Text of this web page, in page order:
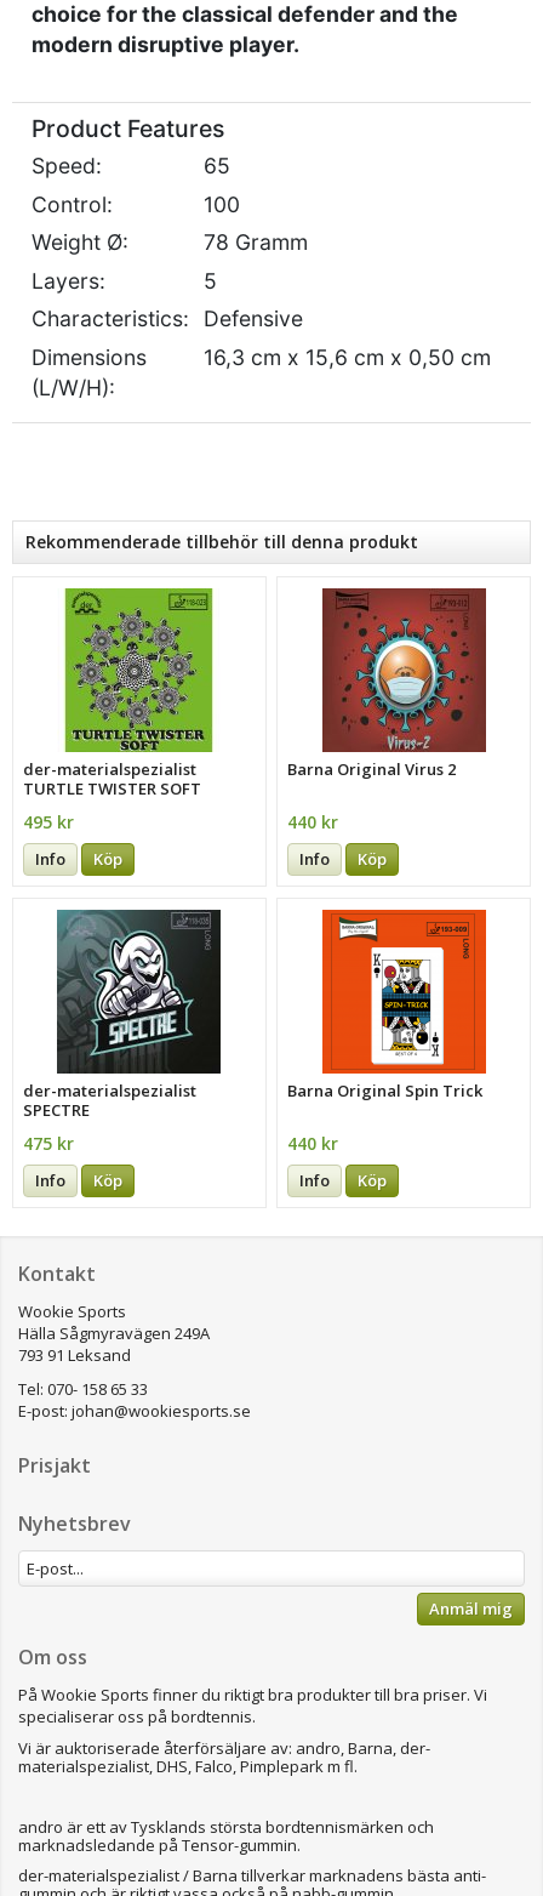
choice for the classical defender and the
modern disruptive player.
Product Features
Speed:
65
Control:
100
Weight Ø:
78 Gramm
Layers:
5
Characteristics:
Defensive
Dimensions
(L/W/H):
16,3 cm x 15,6 cm x 0,50 cm
Rekommenderade tillbehör till denna produkt
der-materialspezialist
TURTLE TWISTER SOFT
495 kr
Info Köp
Barna Original Virus 2
440 kr
Info Köp
der-materialspezialist
SPECTRE
475 kr
Info Köp
Barna Original Spin Trick
440 kr
Info Köp
Kontakt
Wookie Sports
Hälla Sågmyravägen 249A
793 91 Leksand
Tel: 070- 158 65 33
E-post: johan@wookiesports.se
Prisjakt
Nyhetsbrev
Anmäl mig
Om oss
På Wookie Sports finner du riktigt bra produkter till bra priser. Vi
specialiserar oss på bordtennis.
Vi är auktoriserade återförsäljare av: andro, Barna, der-
materialspezialist, DHS, Falco, Pimplepark m fl.
andro är ett av Tysklands största bordtennismärken och
marknadsledande på Tensor-gummin.
der-materialspezialist / Barna tillverkar marknadens bästa anti-